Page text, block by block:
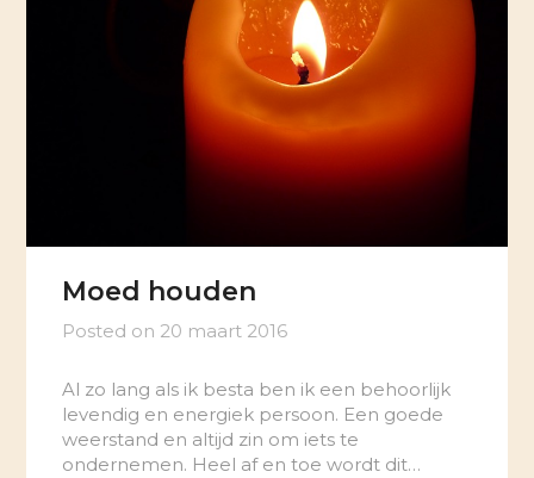
Moed houden
Posted on 20 maart 2016
Al zo lang als ik besta ben ik een behoorlijk
levendig en energiek persoon. Een goede
weerstand en altijd zin om iets te
ondernemen. Heel af en toe wordt dit…